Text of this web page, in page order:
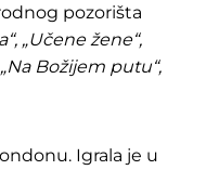
pozorišta
„Učene žene“,
Božijem putu“,
Igrala je u